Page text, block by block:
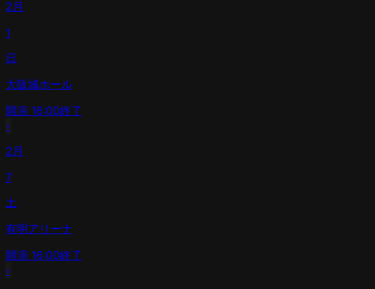
2月
1
日
大阪城ホール
開演 16:00終了
›
2月
7
土
有明アリーナ
開演 16:00終了
›